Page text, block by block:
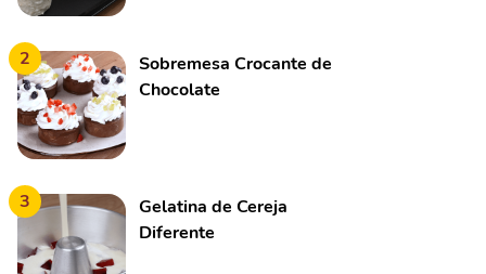
2
Sobremesa Crocante de
Chocolate
3
Gelatina de Cereja
Diferente